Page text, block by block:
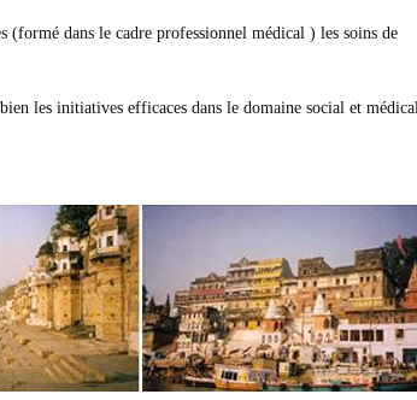
(formé dans le cadre professionnel médical ) les soins de
les initiatives efficaces dans le domaine social et